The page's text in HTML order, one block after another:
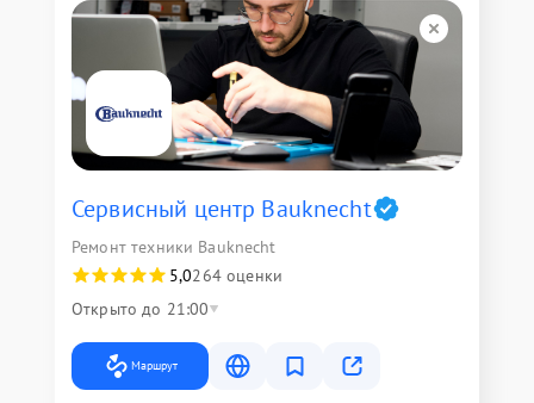
Сервисный центр Bauknecht
Ремонт техники Bauknecht
5,0264 оценки
Открыто до 21:00
Маршрут